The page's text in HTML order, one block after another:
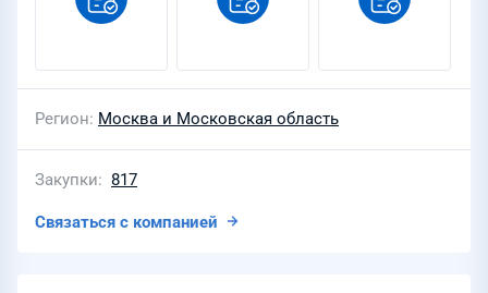
Регион Москва и Московская область
Закупки 817
Связаться с компанией